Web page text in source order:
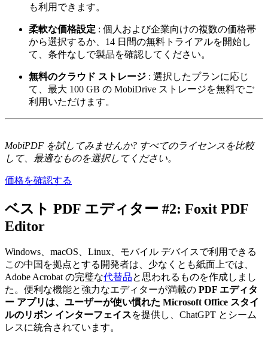
も利用できます。
柔軟な価格設定 : 個人および企業向けの複数の価格帯
から選択するか、14 日間の無料トライアルを開始し
て、条件なしで製品を確認してください。
無料のクラウド ストレージ : 選択したプランに応じ
て、最大 100 GB の MobiDrive ストレージを無料でご
利用いただけます。
MobiPDF を試してみませんか? すべてのライセンスを比較
して、最適なものを選択してください。
価格を確認する
ベスト PDF エディター #2: Foxit PDF
Editor
Windows、macOS、Linux、モバイル デバイスで利用できる
この中国を拠点とする開発者は、少なくとも紙面上では、
Adobe Acrobat の完璧な代替品と思われるものを作成しまし
た。便利な機能と強力なエディターが満載の PDF エディタ
ー アプリは、ユーザーが使い慣れた Microsoft Office スタイ
ルのリボン インターフェイスを提供し、ChatGPT とシーム
レスに統合されています。